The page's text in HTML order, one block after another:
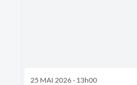
25 MAI 2026 - 13h00